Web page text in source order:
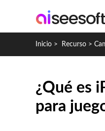
Inicio > Recurso >
¿Qué es
para